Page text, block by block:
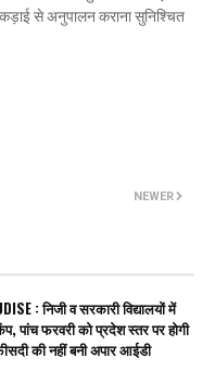
से अनुपालन कराना सुनिश्चित
NEWER
: निजी व सरकारी विद्यालयों में
पांच फरवरी को प्रदेश स्तर पर होगी
की नहीं बनी अपार आईडी